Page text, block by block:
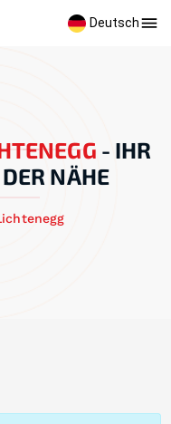
Deutsch
- IHR
NÄHE